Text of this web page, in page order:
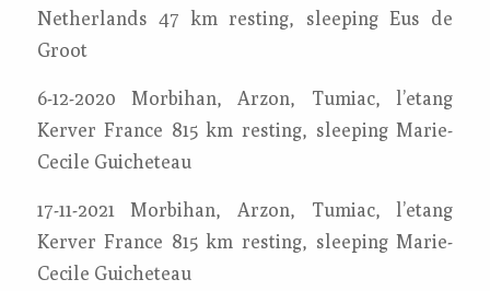
Netherlands 47 km resting, sleeping Eus de
Groot
6-12-2020 Morbihan, Arzon, Tumiac, l’etang
Kerver France 815 km resting, sleeping Marie-
Cecile Guicheteau
17-11-2021 Morbihan, Arzon, Tumiac, l’etang
Kerver France 815 km resting, sleeping Marie-
Cecile Guicheteau